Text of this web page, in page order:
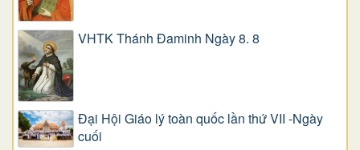
VHTK Thánh Đaminh Ngày 8. 8
Đại Hội Giáo lý toàn quốc lần thứ VII -Ngày
cuối